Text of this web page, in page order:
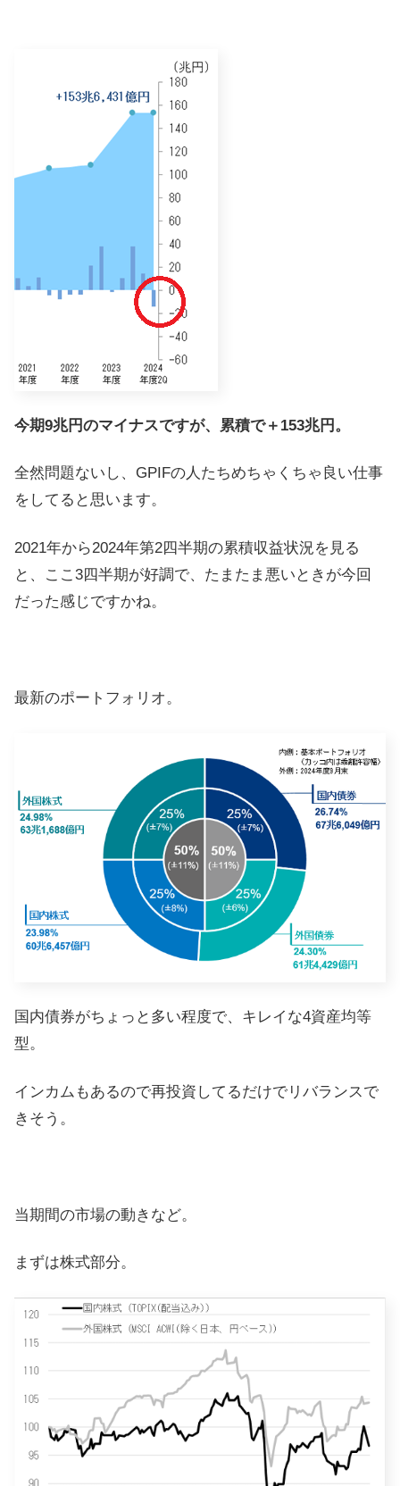
今期9兆円のマイナスですが、累積で＋153兆円。
全然問題ないし、GPIFの人たちめちゃくちゃ良い仕事
をしてると思います。
2021年から2024年第2四半期の累積収益状況を見る
と、ここ3四半期が好調で、たまたま悪いときが今回
だった感じですかね。
最新のポートフォリオ。
国内債券がちょっと多い程度で、キレイな4資産均等
型。
インカムもあるので再投資してるだけでリバランスで
きそう。
当期間の市場の動きなど。
まずは株式部分。